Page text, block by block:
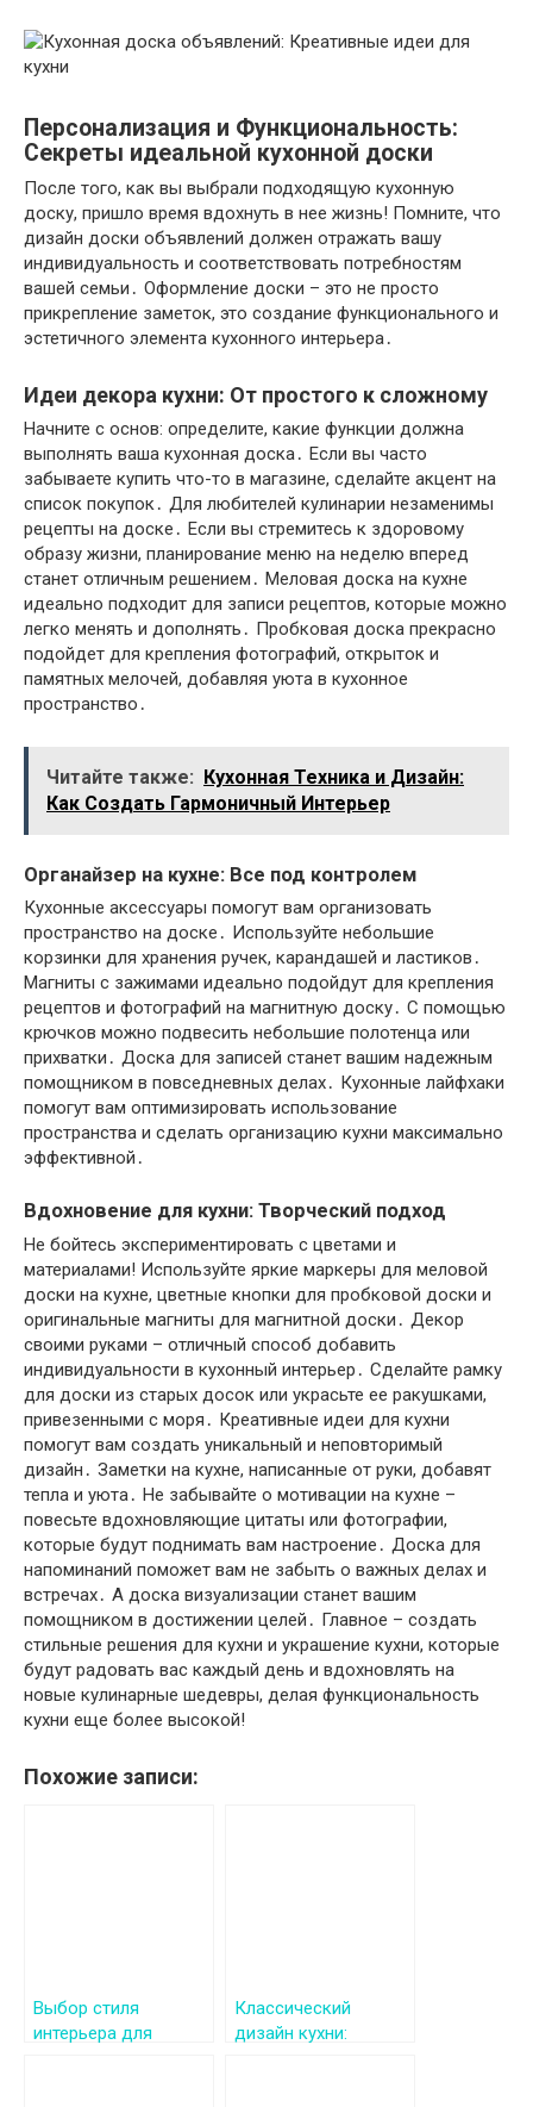
Персонализация и Функциональность:
Секреты идеальной кухонной доски
После того, как вы выбрали подходящую кухонную
доску, пришло время вдохнуть в нее жизнь! Помните, что
дизайн доски объявлений должен отражать вашу
индивидуальность и соответствовать потребностям
вашей семьи․ Оформление доски – это не просто
прикрепление заметок, это создание функционального и
эстетичного элемента кухонного интерьера․
Идеи декора кухни: От простого к сложному
Начните с основ: определите, какие функции должна
выполнять ваша кухонная доска․ Если вы часто
забываете купить что-то в магазине, сделайте акцент на
список покупок․ Для любителей кулинарии незаменимы
рецепты на доске․ Если вы стремитесь к здоровому
образу жизни, планирование меню на неделю вперед
станет отличным решением․ Меловая доска на кухне
идеально подходит для записи рецептов, которые можно
легко менять и дополнять․ Пробковая доска прекрасно
подойдет для крепления фотографий, открыток и
памятных мелочей, добавляя уюта в кухонное
пространство․
Читайте также:
Кухонная Техника и Дизайн:
Как Создать Гармоничный Интерьер
Органайзер на кухне: Все под контролем
Кухонные аксессуары помогут вам организовать
пространство на доске․ Используйте небольшие
корзинки для хранения ручек, карандашей и ластиков․
Магниты с зажимами идеально подойдут для крепления
рецептов и фотографий на магнитную доску․ С помощью
крючков можно подвесить небольшие полотенца или
прихватки․ Доска для записей станет вашим надежным
помощником в повседневных делах․ Кухонные лайфхаки
помогут вам оптимизировать использование
пространства и сделать организацию кухни максимально
эффективной․
Вдохновение для кухни: Творческий подход
Не бойтесь экспериментировать с цветами и
материалами! Используйте яркие маркеры для меловой
доски на кухне, цветные кнопки для пробковой доски и
оригинальные магниты для магнитной доски․ Декор
своими руками – отличный способ добавить
индивидуальности в кухонный интерьер․ Сделайте рамку
для доски из старых досок или украсьте ее ракушками,
привезенными с моря․ Креативные идеи для кухни
помогут вам создать уникальный и неповторимый
дизайн․ Заметки на кухне, написанные от руки, добавят
тепла и уюта․ Не забывайте о мотивации на кухне –
повесьте вдохновляющие цитаты или фотографии,
которые будут поднимать вам настроение․ Доска для
напоминаний поможет вам не забыть о важных делах и
встречах․ А доска визуализации станет вашим
помощником в достижении целей․ Главное – создать
стильные решения для кухни и украшение кухни, которые
будут радовать вас каждый день и вдохновлять на
новые кулинарные шедевры, делая функциональность
кухни еще более высокой!
Похожие записи:
Выбор стиля
интерьера для
Классический
дизайн кухни: